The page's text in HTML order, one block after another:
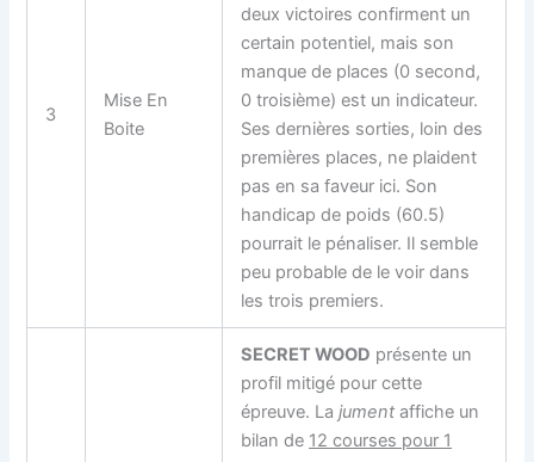
3
Mise En
Boite
deux victoires confirment un
certain potentiel, mais son
manque de places (0 second,
0 troisième) est un indicateur.
Ses dernières sorties, loin des
premières places, ne plaident
pas en sa faveur ici. Son
handicap de poids (60.5)
pourrait le pénaliser. Il semble
peu probable de le voir dans
les trois premiers.
SECRET WOOD présente un
profil mitigé pour cette
épreuve. Lajument affiche un
bilan de 12 courses pour 1